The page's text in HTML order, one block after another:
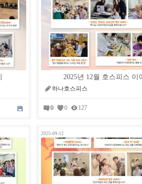
2025년 12월 호스피스 이
하나호스피스
0 0 127
2025-09-12